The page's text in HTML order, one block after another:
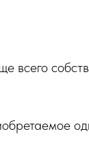
всего